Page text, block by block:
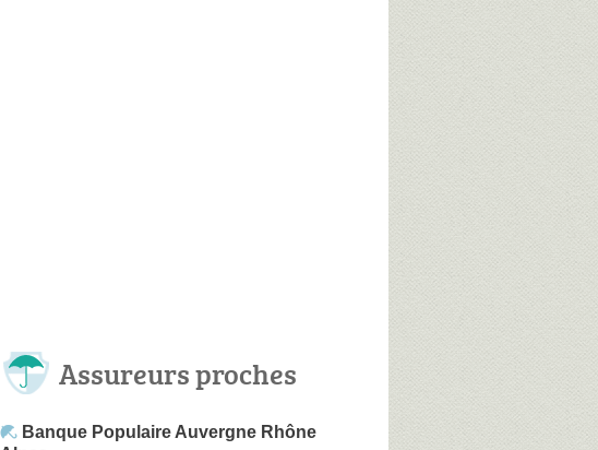
Assureurs proches
Banque Populaire Auvergne Rhône